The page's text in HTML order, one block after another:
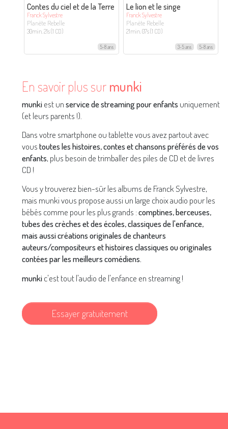
Contes du ciel et de la Terre
Franck Sylvestre
Planète Rebelle
30min. 21s (1 CD)
5-8 ans
Le lion et le singe
Franck Sylvestre
Planète Rebelle
21min. 07s (1 CD)
3-5 ans 5-8 ans
En savoir plus sur munki
munkiest unservice de streaming pour enfants uniquement
(et leurs parents !).
Dans votre smartphone ou tablette vous avez partout avec
voustoutes les histoires, contes et chansons préférés de vos
enfants, plus besoin de trimballer des piles de CD et de livres
CD !
Vous y trouverez bien-sûr les albums de Franck Sylvestre,
mais munki vous propose aussi un large choix audio pour les
bébés comme pour les plus grands :comptines, berceuses,
tubes des crèches et des écoles, classiques de l'enfance,
mais aussi créations originales de chanteurs
auteurs/compositeurs et histoires classiques ou originales
contées par les meilleurs comédiens.
munkic'est tout l'audio de l'enfance en streaming !
Essayer gratuitement